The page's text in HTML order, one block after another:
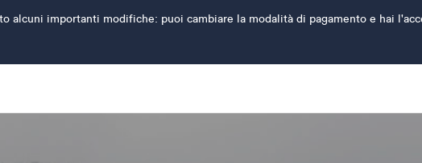
alcuni importanti modifiche: puoi cambiare la modalità di pagamento e hai